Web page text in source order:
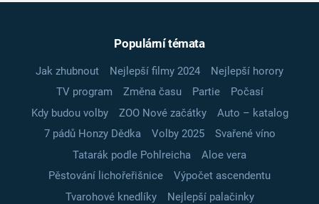
Populární témata
Jak zhubnout Nejlepší filmy 2024
Nejlepší horory
TV program
Změna času Partie
Počasí
Kdy budou volby
ZOO Nové začátky
Auto – katalog
7 pádů Honzy Dědka
Volby 2025
Svařené víno
Tatarák podle Pohlreicha
Aloe vera
Pěstování lichořeřišnice
Výpočet ascendentu
Tvarohové knedlíky
Nejlepší palačinky